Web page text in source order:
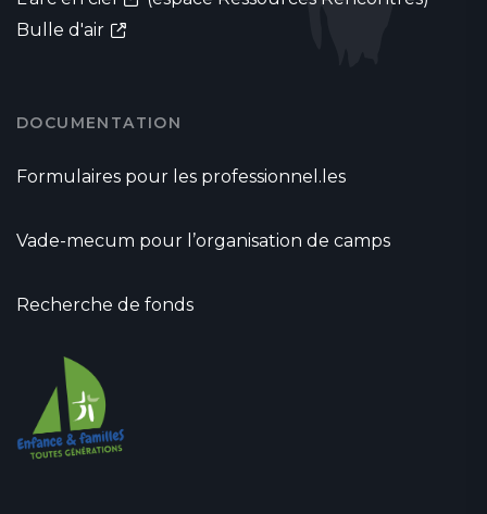
Bulle d'air
DOCUMENTATION
Formulaires pour les professionnel.les
Vade-mecum pour l’organisation de camps
Recherche de fonds